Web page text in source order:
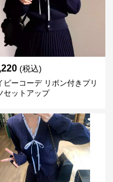
(税込)
ビーコーデ リボン付きプリ
セットアップ